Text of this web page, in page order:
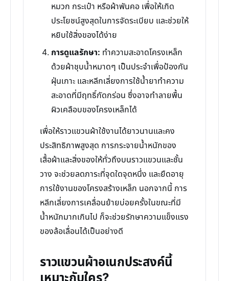
หมวก กระเป๋า หรือผ้าพันคอ เพื่อให้เกิด
ประโยชน์สูงสุดในการจัดระเบียบ และช่วยให้
หยิบใช้สิ่งของได้ง่าย
การดูแลรักษา: ทำความสะอาดโครงเหล็ก
ด้วยผ้าชุบน้ำหมาดๆ เป็นประจำเพื่อป้องกัน
ฝุ่นเกาะ และหลีกเลี่ยงการใช้น้ำยาทำความ
สะอาดที่มีฤทธิ์กัดกร่อน ซึ่งอาจทำลายพื้น
ผิวเคลือบของโครงเหล็กได้
เพื่อให้ราวแขวนผ้าใช้งานได้ยาวนานและคง
ประสิทธิภาพสูงสุด การกระจายน้ำหนักของ
เสื้อผ้าและสิ่งของให้ทั่วถึงบนราวแขวนและชั้น
วาง จะช่วยลดภาระที่จุดใดจุดหนึ่ง และยืดอายุ
การใช้งานของโครงสร้างเหล็ก นอกจากนี้ การ
หลีกเลี่ยงการเคลื่อนย้ายบ่อยครั้งในขณะที่มี
น้ำหนักมากเกินไป ก็จะช่วยรักษาความแข็งแรง
ของล้อเลื่อนได้เป็นอย่างดี
ราวแขวนผ้าอเนกประสงค์นี้